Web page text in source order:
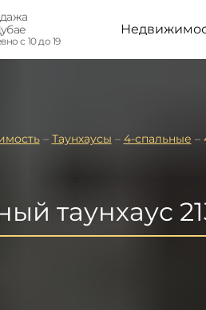
с 10 до 19
– Таунхаусы – 4-спальные –
таунхаус